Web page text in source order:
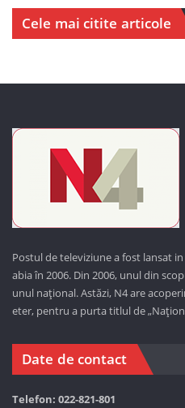
Cele mai citite articole
Postul de televiziune a fost lansat
abia în 2006. Din 2006, unul din
unul național. Astăzi, N4 are
eter, pentru a purta titlul de
Date de contact
Telefon: 022-821-801